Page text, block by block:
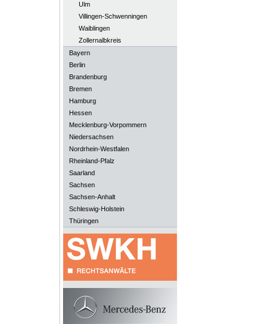
Ulm
Villingen-Schwenningen
Waiblingen
Zollernalbkreis
Bayern
Berlin
Brandenburg
Bremen
Hamburg
Hessen
Mecklenburg-Vorpommern
Niedersachsen
Nordrhein-Westfalen
Rheinland-Pfalz
Saarland
Sachsen
Sachsen-Anhalt
Schleswig-Holstein
Thüringen